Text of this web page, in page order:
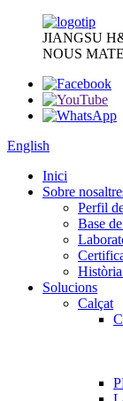
JIANGSU
NOUS
English
Inici
Sobre
Perfil
Base
Solucions
Calçat